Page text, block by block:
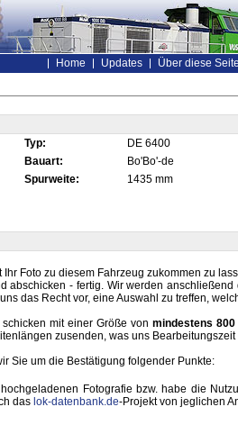
Home Updates Über diese Seite
Typ: DE 6400
Bauart: Bo'Bo'-de
Spurweite: 1435 mm
Foto zu diesem Fahrzeug zukommen zu
abschicken - fertig. Wir werden
das Recht vor, eine Auswahl zu treffen,
mit einer Größe von mindestens
zusenden, was uns
Sie um die Bestätigung folgender Punkte:
Fotografie bzw. habe die
das lok-datenbank.de-Projekt von jeglichen